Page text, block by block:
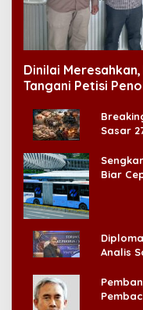
Dinilai
Tangani Petisi
Sasar
Biar
Analis